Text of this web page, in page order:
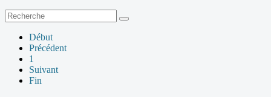
Début
Précédent
1
Suivant
Fin